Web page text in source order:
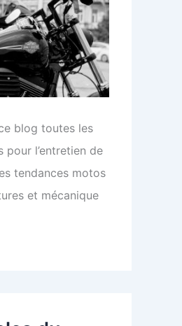
blog toutes les
pour l’entretien de
tendances motos
et mécanique